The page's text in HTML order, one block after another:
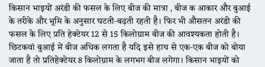
किसान भाइयों अरंडी की फसल के लिए बीज की मात्रा , बीज क आकार और बुआई
के तरीके और भूमि के अनुसार घटती-बढ़ती रहती है। फिर भी औसतन अरंडी की
फसल के लिए प्रति हेक्टेयर 12 से 15 किलोग्राम बीज की आवश्यकता होती है।
छिटकवां बुआई में बीज अधिक लगता है यदि इसे हाथ से एक-एक बीज को बोया
जाता है तो प्रतिहेक्टेयर 8 किलोग्राम के लगभग बीज लगेगा। किसान भाइयों को